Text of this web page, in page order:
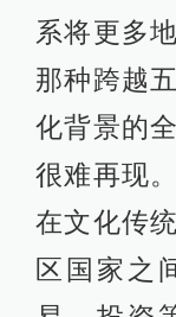
系将更多
那种跨越
化背景的
很难再现
在文化传
区国家之